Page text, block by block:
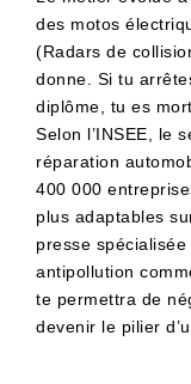
des motos
(Radars de
donne. Si tu
diplôme, tu es
Selon l’INSEE, le
réparation
400 000
plus adaptables
presse
antipollution
te permettra de
devenir le pilier